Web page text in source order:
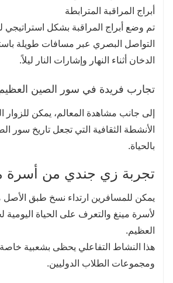
أبراج المراقبة المترابطة
تم وضع أبراج المراقبة بشكل
التواصل البصري عبر مسافات طويلة
الدخان أثناء النهار وإشارات النار ليلاً.
تجارب فريدة في سور الصين العظيم
إلى جانب مشاهدة المعالم، يمكن للزوار
الأنشطة الثقافية التي تجعل تاريخ سور
بالحياة.
تجربة زي جندي من أسرة
يمكن للمسافرين ارتداء نسخ طبق
لأسرة مينغ والتعرف على الحياة
العظيم.
هذا النشاط التفاعلي يحظى بشعبية خاصة
ومجموعات الطلاب الدوليين.